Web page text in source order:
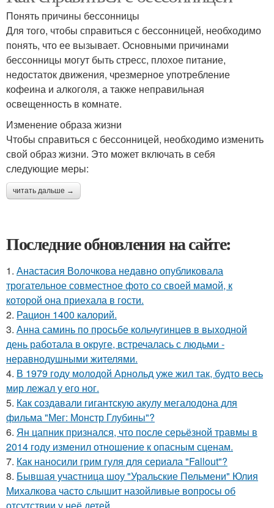
Понять причины бессонницы
Для того, чтобы справиться с бессонницей, необходимо
понять, что ее вызывает. Основными причинами
бессонницы могут быть стресс, плохое питание,
недостаток движения, чрезмерное употребление
кофеина и алкоголя, а также неправильная
освещенность в комнате.
Изменение образа жизни
Чтобы справиться с бессонницей, необходимо изменить
свой образ жизни. Это может включать в себя
следующие меры:
читать дальше →
Последние обновления на сайте:
1. Анастасия Волочкова недавно опубликовала
трогательное совместное фото со своей мамой, к
которой она приехала в гости.
2. Рацион 1400 калорий.
3. Анна саминь по просьбе кольчугинцев в выходной
день работала в округе, встречалась с людьми -
неравнодушными жителями.
4. В 1979 году молодой Арнольд уже жил так, будто весь
мир лежал у его ног.
5. Как создавали гигантскую акулу мегалодона для
фильма "Мег: Монстр Глубины"?
6. Ян цапник признался, что после серьёзной травмы в
2014 году изменил отношение к опасным сценам.
7. Как наносили грим гуля для сериала "Fallout"?
8. Бывшая участница шоу "Уральские Пельмени" Юлия
Михалкова часто слышит назойливые вопросы об